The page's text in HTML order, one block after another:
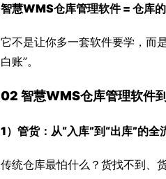
智慧WMS仓库管理软件 = 仓库
它不是让你多一套软件要学，而
白账”。
02 智慧WMS仓库管理软件
1） 管货：从“入库”到“出库”的全
传统仓库最怕什么？货找不到、